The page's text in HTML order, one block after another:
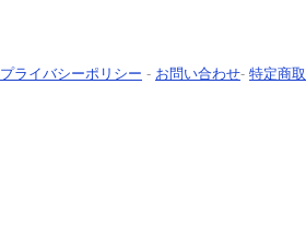
プライバシーポリシー - お問い合わせ- 特定商